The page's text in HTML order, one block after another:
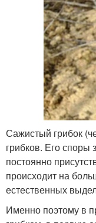
Сажистый грибок
грибков. Его споры
постоянно
происходит на
естественных
Именно поэтому в